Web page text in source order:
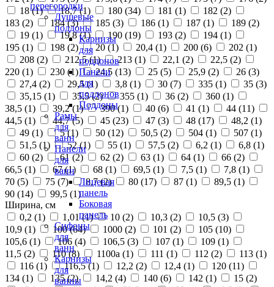
перегородки
Душевые
поддоны
Карнизы
для
поддонов
Панели
для
поддонов
Поддоны
Рамы
для
ванн
Панели
для
ванн
Лицевая
панель
Боковая
панель
Сифоны
для
ванн
Карнизы
для
ванны
18 (1) 18,7 (1) 180 (34) 181 (1) 182 (2)
183 (2) 184 (3) 185 (3) 186 (1) 187 (1) 189 (2)
19 (1) 19,8 (1) 190 (19) 193 (2) 194 (1)
195 (1) 198 (2) 20 (1) 20,4 (1) 200 (6) 202 (1)
208 (2) 212,5 (1) 213 (1) 22,1 (2) 22,5 (2)
220 (1) 230 (1) 24,5 (13) 25 (5) 25,9 (2) 26 (3)
27,4 (2) 29,5 (1) 3,8 (1) 30 (7) 335 (1) 35 (3)
35,15 (1) 35,5 (2) 355 (1) 36 (2) 360 (1)
38,5 (1) 39,2 (1) 390 (1) 40 (6) 41 (1) 44 (11)
44,5 (1) 44,7 (5) 45 (23) 47 (3) 48 (17) 48,2 (1)
49 (1) 5 (1) 50 (12) 50,5 (2) 504 (1) 507 (1)
51,5 (1) 52 (1) 55 (1) 57,5 (2) 6,2 (1) 6,8 (1)
60 (2) 61 (2) 62 (2) 63 (1) 64 (1) 66 (2)
66,5 (1) 67 (1) 68 (1) 69,5 (1) 7,5 (1) 7,8 (1)
70 (5) 75 (7) 8,7 (2) 80 (17) 87 (1) 89,5 (1)
90 (14) 99,5 (1)
Ширина, см
0,2 (1) 1,01 (1) 10 (2) 10,3 (2) 10,5 (3)
10,9 (1) 100 (64) 1000 (2) 101 (2) 105 (10)
105,6 (1) 106 (4) 106,5 (3) 107 (1) 109 (1)
11,5 (2) 110 (8) 1100а (1) 111 (1) 112 (2) 113 (1)
116 (1) 116,5 (1) 12,2 (2) 12,4 (1) 120 (11)
134 (1) 135 (2) 14,2 (4) 140 (6) 142 (1) 15 (2)